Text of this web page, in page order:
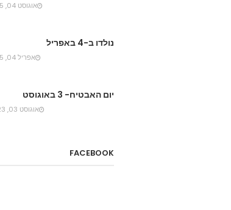
אוגוסט 04, 2015
נולדו ב-4 באפריל
אפריל 04, 2015
יום האבטיח- 3 באוגוסט
אוגוסט 03, 2023
FACEBOOK